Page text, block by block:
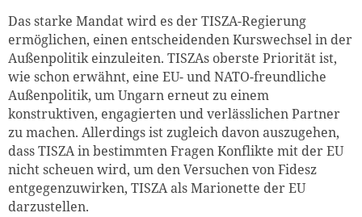
Das starke Mandat wird es der TISZA-Regierung
ermöglichen, einen entscheidenden Kurswechsel in der
Außenpolitik einzuleiten. TISZAs oberste Priorität ist,
wie schon erwähnt, eine EU- und NATO-freundliche
Außenpolitik, um Ungarn erneut zu einem
konstruktiven, engagierten und verlässlichen Partner
zu machen. Allerdings ist zugleich davon auszugehen,
dass TISZA in bestimmten Fragen Konflikte mit der EU
nicht scheuen wird, um den Versuchen von Fidesz
entgegenzuwirken, TISZA als Marionette der EU
darzustellen.